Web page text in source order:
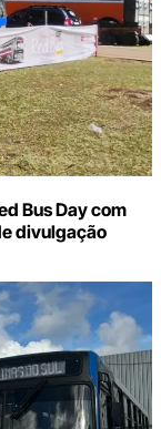
Bus Day com
divulgação